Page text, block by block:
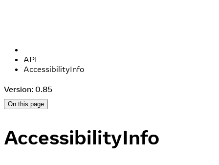
API
AccessibilityInfo
Version: 0.85
On this page
AccessibilityInfo